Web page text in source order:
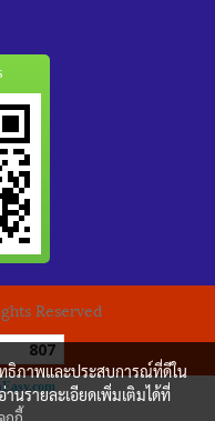
Reserved
807
ธิภาพและประสบการณ์ที่ดีใน
นรายละเอียดเพิ่มเติมได้ที่